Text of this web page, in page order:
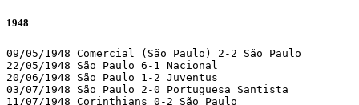
1948
09/05/1948 Comercial (São Paulo) 2-2 São Paulo
22/05/1948 São Paulo 6-1 Nacional
20/06/1948 São Paulo 1-2 Juventus
03/07/1948 São Paulo 2-0 Portuguesa Santista
11/07/1948 Corinthians 0-2 São Paulo